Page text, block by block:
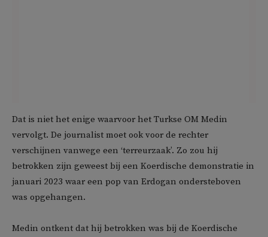
Dat is niet het enige waarvoor het Turkse OM Medin
vervolgt. De journalist moet ook voor de rechter
verschijnen vanwege een ‘terreurzaak’. Zo zou hij
betrokken zijn geweest bij een Koerdische demonstratie in
januari 2023 waar een pop van Erdogan ondersteboven
was opgehangen.
Medin ontkent dat hij betrokken was bij de Koerdische